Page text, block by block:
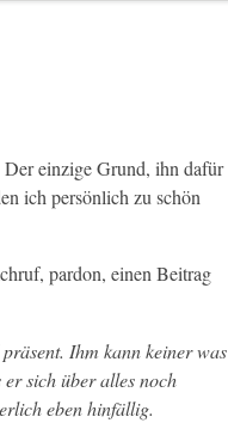
einzige Grund, ihn dafür
ich per­sön­lich zu schön
par­don, einen Beitrag
Ihm kann kein­er was
sich über alles noch
eben hinfällig.